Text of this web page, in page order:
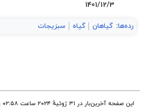
1401/12/3
رده‌ها: گیاهان گیاه سبزیجات
این صفحه آخرین‌بار در ‏۳۱ ژوئیهٔ ۲۰۲۴ ساعت ‏۰۲:۵۸ ویرایش شده‌است.